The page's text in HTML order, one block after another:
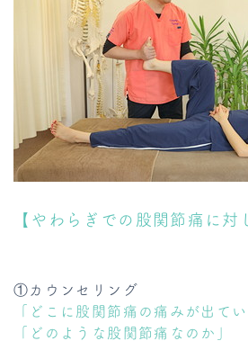
【やわらぎでの股関節痛に対
①カウンセリング
「どこに股関節痛の痛みが出てい
「どのような股関節痛なのか」